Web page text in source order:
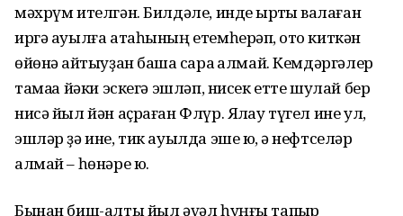
мәхрүм ителгән. Билдәле, инде ҡырҡты ваҡ­лаған
иргә ауылға атаһының етем­һерәп, ҡото киткән
өйөнә ҡайтыуҙан башҡа сара ҡалмай. Кемдәргәлер
тамаҡҡа йәки эскегә эшләп, нисек етте шулай бер
нисә йыл йән аҫраған Флүр. Ялҡау түгел ине ул,
эшләр ҙә ине, тик ауылда эше юҡ, ә нефтселәр
алмай – һөнәре юҡ.
Бынан биш-алты йыл әүәл һуңғы тапҡыр